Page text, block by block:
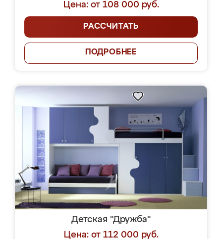
Цена: от 108 000 руб.
РАССЧИТАТЬ
ПОДРОБНЕЕ
Детская "Дружба"
Цена: от 112 000 руб.